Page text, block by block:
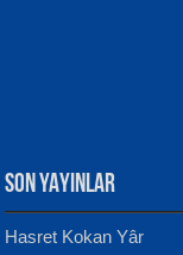
SON YAYINLAR
Hasret Kokan Yâr